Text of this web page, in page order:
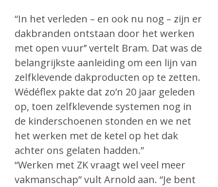
“In het verleden – en ook nu nog – zijn er
dakbranden ontstaan door het werken
met open vuur’’ vertelt Bram. Dat was de
belangrijkste aanleiding om een lijn van
zelfklevende dakproducten op te zetten.
Wédéflex pakte dat zo’n 20 jaar geleden
op, toen zelfklevende systemen nog in
de kinderschoenen stonden en we net
het werken met de ketel op het dak
achter ons gelaten hadden.”
“Werken met ZK vraagt wel veel meer
vakmanschap” vult Arnold aan. “Je bent